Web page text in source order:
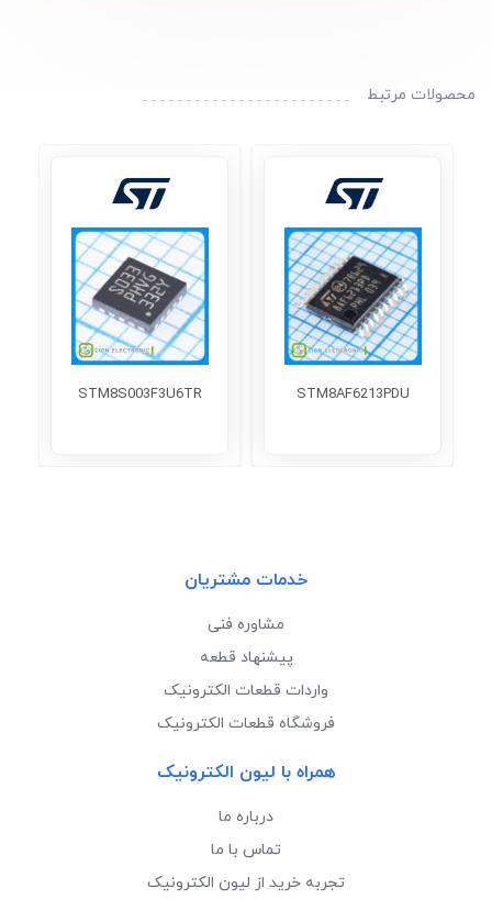
محصولات مرتبط
STM8AF6213PDU
STM8S003F3U6TR
خدمات مشتریان
مشاوره فنی
پیشنهاد قطعه
واردات قطعات الکترونیک
فروشگاه قطعات الکترونیک
همراه با لیون الکترونیک
درباره ما
تماس با ما
تجربه خرید از لیون الکترونیک